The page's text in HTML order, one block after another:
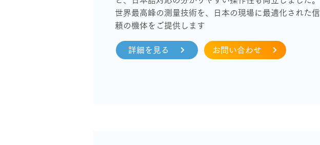
世界最高峰の測量技術を、日本の現場に最適化された信
頼の機体をご提供します
詳細を見る お問い合わせ